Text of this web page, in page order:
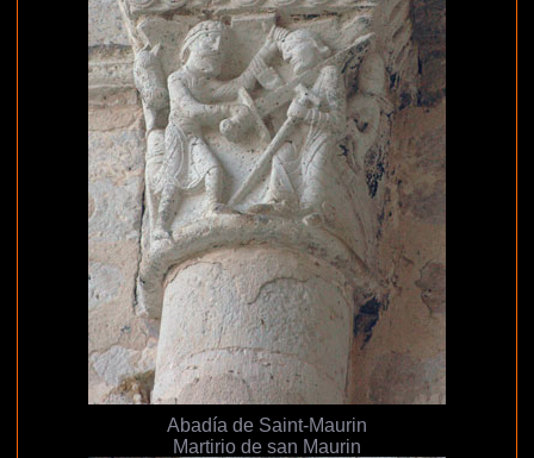
Abadía de Saint-Maurin
Martirio de san Maurin